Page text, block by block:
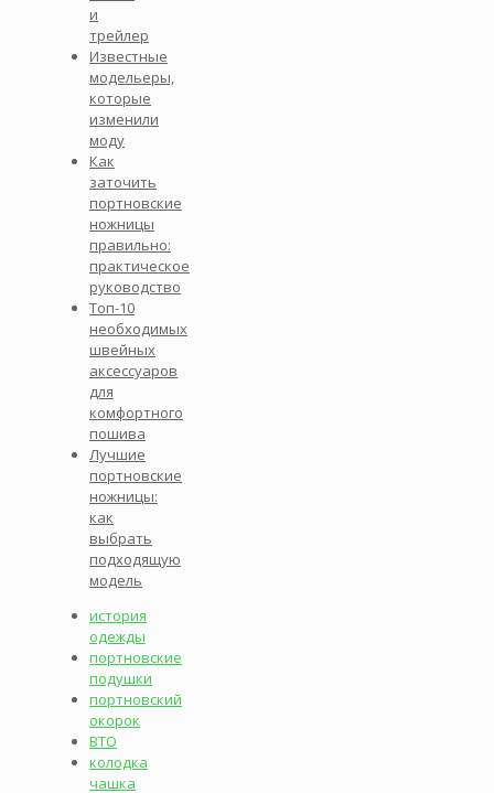
и
трейлер
Известные
модельеры,
которые
изменили
моду
Как
заточить
портновские
ножницы
правильно:
практическое
руководство
Топ-10
необходимых
швейных
аксессуаров
для
комфортного
пошива
Лучшие
портновские
ножницы:
как
выбрать
подходящую
модель
история
одежды
портновские
подушки
портновский
окорок
ВТО
колодка
чашка